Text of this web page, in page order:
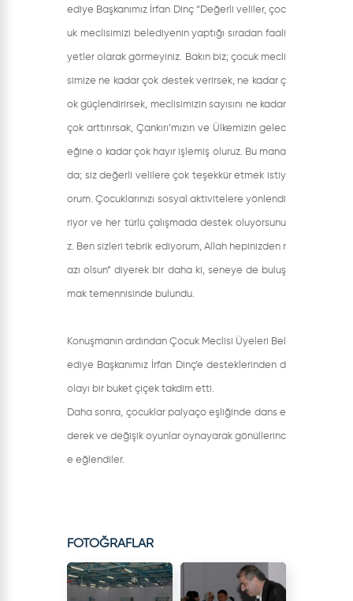
ediye Başkanımız İrfan Dinç “Değerli veliler, çoc
uk meclisimizi belediyenin yaptığı sıradan faali
yetler olarak görmeyiniz. Bakın biz; çocuk mecli
simize ne kadar çok destek verirsek, ne kadar ç
ok güçlendirirsek, meclisimizin sayısını ne kadar
çok arttırırsak, Çankırı’mızın ve Ülkemizin gelec
eğine o kadar çok hayır işlemiş oluruz. Bu mana
da; siz değerli velilere çok teşekkür etmek istiy
orum. Çocuklarınızı sosyal aktivitelere yönlendi
riyor ve her türlü çalışmada destek oluyorsunu
z. Ben sizleri tebrik ediyorum, Allah hepinizden r
azı olsun” diyerek bir daha ki, seneye de buluş
mak temennisinde bulundu.
Konuşmanın ardından Çocuk Meclisi Üyeleri Bel
ediye Başkanımız İrfan Dinç’e desteklerinden d
olayı bir buket çiçek takdim etti.
Daha sonra, çocuklar palyaço eşliğinde dans e
derek ve değişik oyunlar oynayarak gönüllerinc
e eğlendiler.
FOTOĞRAFLAR